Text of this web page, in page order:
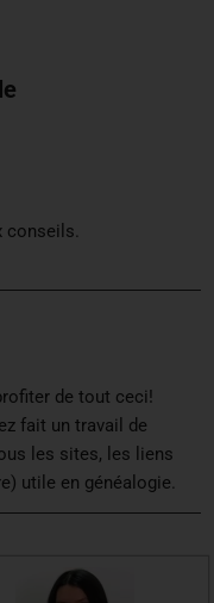
conseils.
de tout ceci!
fait un travail de
les sites, les liens
utile en généalogie.